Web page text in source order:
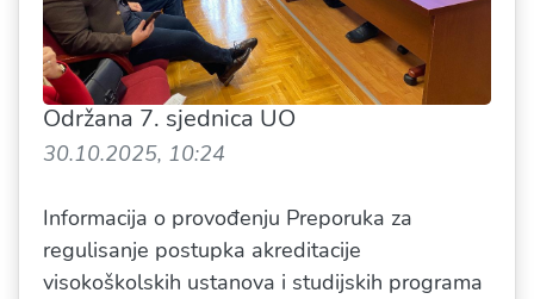
Održana 7. sjednica UO
30.10.2025, 10:24
Informacija o provođenju Preporuka za
regulisanje postupka akreditacije
visokoškolskih ustanova i studijskih programa